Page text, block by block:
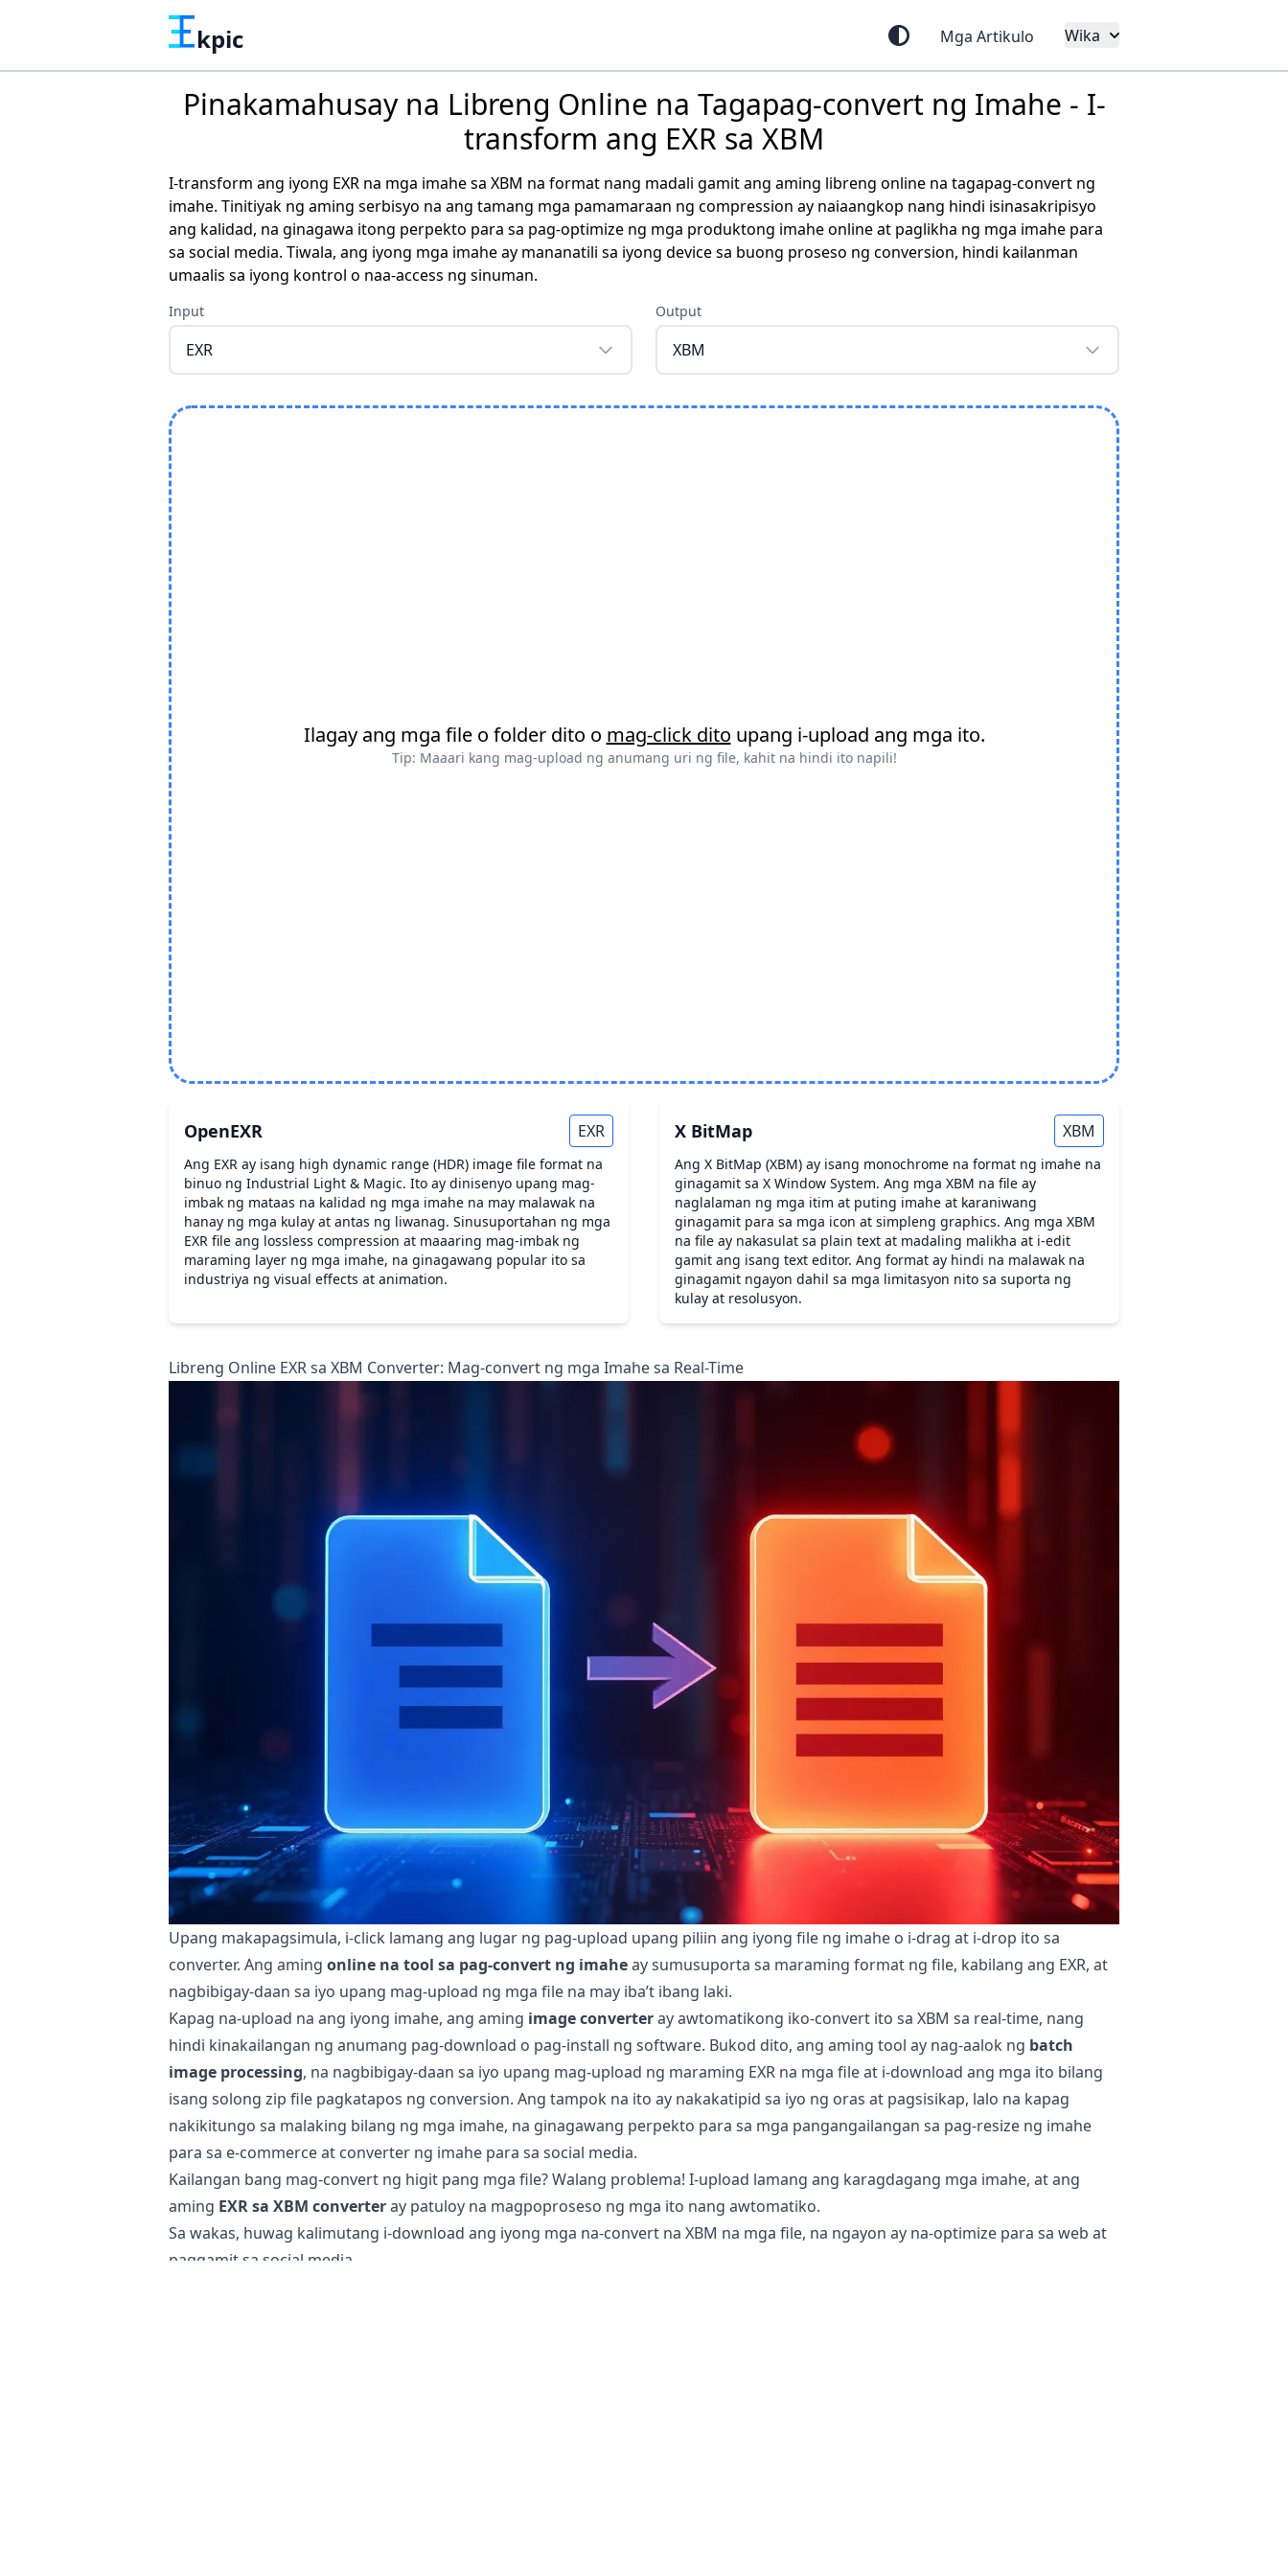
kpic Mga Artikulo Wika
Pinakamahusay na Libreng Online na Tagapag-convert ng Imahe - I-
transform ang EXR sa XBM
I-transform ang iyong EXR na mga imahe sa XBM na format nang madali gamit ang aming libreng online na tagapag-convert ng
imahe. Tinitiyak ng aming serbisyo na ang tamang mga pamamaraan ng compression ay naiaangkop nang hindi isinasakripisyo
ang kalidad, na ginagawa itong perpekto para sa pag-optimize ng mga produktong imahe online at paglikha ng mga imahe para
sa social media. Tiwala, ang iyong mga imahe ay mananatili sa iyong device sa buong proseso ng conversion, hindi kailanman
umaalis sa iyong kontrol o naa-access ng sinuman.
Input
EXR
Output
XBM
Ilagay ang mga file o folder dito o mag-click dito upang i-upload ang mga ito.
Tip: Maaari kang mag-upload ng anumang uri ng file, kahit na hindi ito napili!
OpenEXR EXR
Ang EXR ay isang high dynamic range (HDR) image file format na
binuo ng Industrial Light & Magic. Ito ay dinisenyo upang mag-
imbak ng mataas na kalidad ng mga imahe na may malawak na
hanay ng mga kulay at antas ng liwanag. Sinusuportahan ng mga
EXR file ang lossless compression at maaaring mag-imbak ng
maraming layer ng mga imahe, na ginagawang popular ito sa
industriya ng visual effects at animation.
X BitMap XBM
Ang X BitMap (XBM) ay isang monochrome na format ng imahe na
ginagamit sa X Window System. Ang mga XBM na file ay
naglalaman ng mga itim at puting imahe at karaniwang
ginagamit para sa mga icon at simpleng graphics. Ang mga XBM
na file ay nakasulat sa plain text at madaling malikha at i-edit
gamit ang isang text editor. Ang format ay hindi na malawak na
ginagamit ngayon dahil sa mga limitasyon nito sa suporta ng
kulay at resolusyon.
Libreng Online EXR sa XBM Converter: Mag-convert ng mga Imahe sa Real-Time
Upang makapagsimula, i-click lamang ang lugar ng pag-upload upang piliin ang iyong file ng imahe o i-drag at i-drop ito sa
converter. Ang aming online na tool sa pag-convert ng imaheay sumusuporta sa maraming format ng file, kabilang ang EXR, at
nagbibigay-daan sa iyo upang mag-upload ng mga file na may iba’t ibang laki.
Kapag na-upload na ang iyong imahe, ang aming image converteray awtomatikong iko-convert ito sa XBM sa real-time, nang
hindi kinakailangan ng anumang pag-download o pag-install ng software. Bukod dito, ang aming tool ay nag-aalok ng batch
image processing, na nagbibigay-daan sa iyo upang mag-upload ng maraming EXR na mga file at i-download ang mga ito bilang
isang solong zip file pagkatapos ng conversion. Ang tampok na ito ay nakakatipid sa iyo ng oras at pagsisikap, lalo na kapag
nakikitungo sa malaking bilang ng mga imahe, na ginagawang perpekto para sa mga pangangailangan sa pag-resize ng imahe
para sa e-commerce at converter ng imahe para sa social media.
Kailangan bang mag-convert ng higit pang mga file? Walang problema! I-upload lamang ang karagdagang mga imahe, at ang
aming EXR sa XBM converteray patuloy na magpoproseso ng mga ito nang awtomatiko.
Sa wakas, huwag kalimutang i-download ang iyong mga na-convert na XBM na mga file, na ngayon ay na-optimize para sa web at
paggamit sa social media.